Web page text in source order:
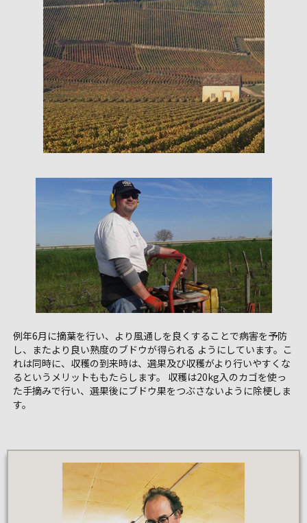
例年6月に摘葉を行い、より風通しを良くすることで病害を予防
し、またより良い熟度のブドウが得られる ようにしています。こ
れは同時に、収穫の到来時は、選果及び収穫がより行いやすくな
るというメリットももたらします。 収穫は20kg入のカゴを使っ
た手摘みで行い、選果後にブドウ果をつぶさないように除梗しま
す。